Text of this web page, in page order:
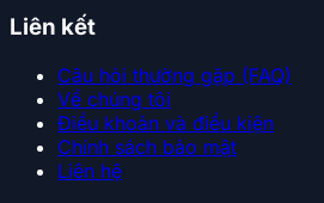
Liên kết
Câu hỏi thường gặp (FAQ)
Về chúng tôi
Điều khoản và điều kiện
Chính sách bảo mật
Liên hệ